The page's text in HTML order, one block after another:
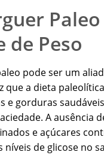
Paleo
de Peso
pode ser um
que a dieta
e gorduras
A ausência
e açúcares
níveis de glicose no